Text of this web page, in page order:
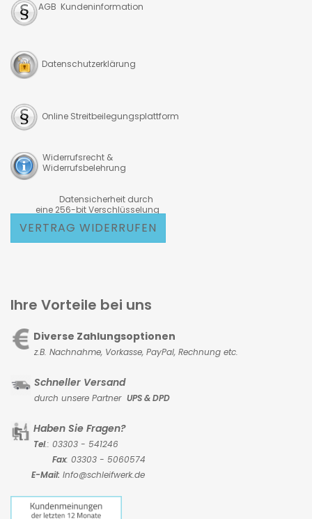
AGB Kundeninformation
Datenschutzerklärung
Online Streitbeilegungsplattform
Widerrufsrecht &
Widerrufsbelehrung
Datensicherheit durch
eine 256-bit Verschlüsselung
VERTRAG WIDERRUFEN
Ihre Vorteile bei uns
Diverse Zahlungsoptionen
z.B. Nachnahme, Vorkasse, PayPal, Rechnung etc.
Schneller Versand
durch unsere Partner UPS & DPD
Haben Sie Fragen?
Tel.: 03303 - 541246
Fax: 03303 - 5060574
E-Mail: Info@schleifwerk.de